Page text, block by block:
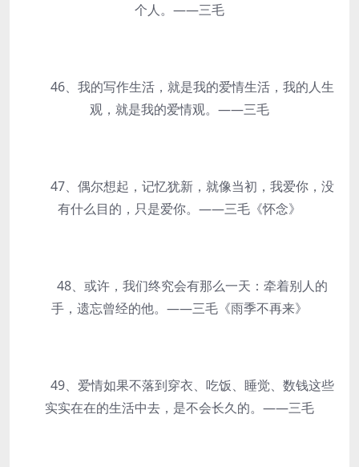
个人。——三毛
46、我的写作生活，就是我的爱情生活，我的人生
观，就是我的爱情观。——三毛
47、偶尔想起，记忆犹新，就像当初，我爱你，没
有什么目的，只是爱你。——三毛《怀念》
48、或许，我们终究会有那么一天：牵着别人的
手，遗忘曾经的他。——三毛《雨季不再来》
49、爱情如果不落到穿衣、吃饭、睡觉、数钱这些
实实在在的生活中去，是不会长久的。——三毛